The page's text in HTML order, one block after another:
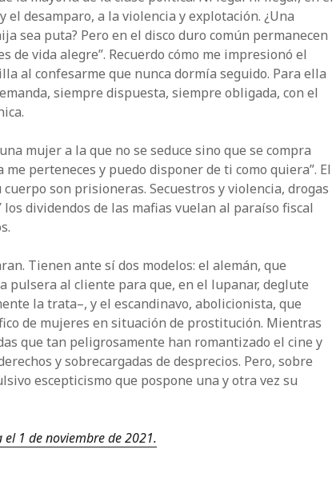
el ­desamparo, a la violencia y explotación. ¿Una
sea puta? Pero en el disco duro común permanecen
de vida alegre”. Recuerdo cómo me impresionó el
al confesarme que nunca dormía seguido. Para ella
siempre dispuesta, siempre obligada, con el
mujer a la que no se seduce sino que se compra
perteneces y puedo disponer de ti como quiera”. El
son prisioneras. Secuestros y violencia, drogas
dividendos de las mafias vuelan al paraíso fiscal
Tienen ante sí dos modelos: el alemán, que
pulsera al cliente para que, en el lupanar, deglute
la trata–, y el escandinavo, aboli­cionista, que
de mujeres en situación de prostitución. Mientras
que tan peligrosamente han romantizado el cine y
y sobrecargadas de desprecios. Pero, sobre
escepticismo que pospone una y otra vez su
1 de noviembre de 2021.